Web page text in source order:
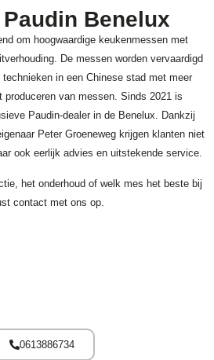
Benelux
om hoogwaardige keukenmessen met
De messen worden vervaardigd
in een Chinese stad met meer
produceren van messen. Sinds 2021 is
Paudin-dealer in de Benelux. Dankzij
Peter Groeneweg krijgen klanten niet
ook eerlijk advies en uitstekende service.
het onderhoud of welk mes het beste bij
contact met ons op.
0613886734